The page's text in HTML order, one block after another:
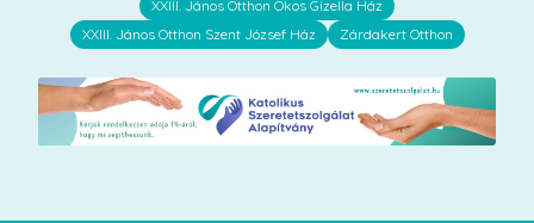
XXIII. János Otthon Okos Gizella Ház
XXIII. János Otthon Szent József Ház
Zárdakert Otthon